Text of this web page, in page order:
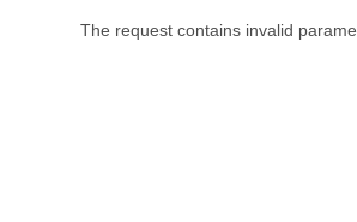
The request contains invalid